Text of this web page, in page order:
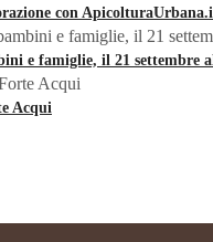
con
e famiglie, il 21 settembre
Acqui